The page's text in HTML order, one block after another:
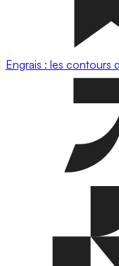
Engrais : les contours